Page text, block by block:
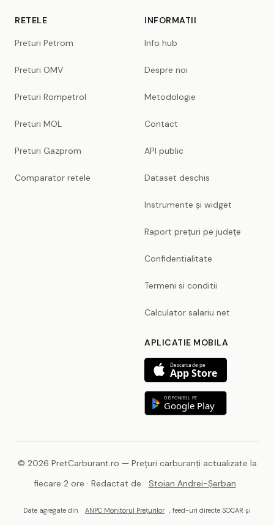
RETELE
Preturi Petrom
Preturi OMV
Preturi Rompetrol
Preturi MOL
Preturi Gazprom
Comparator retele
INFORMATII
Info hub
Despre noi
Metodologie
Contact
API public
Dataset deschis
Instrumente și widget
Raport prețuri pe județe
Confidentialitate
Termeni si conditii
Calculator salariu net
APLICATIE MOBILA
Descarca de pe
App Store
DISPONIBIL PE
Google Play
© 2026 PretCarburant.ro — Prețuri carburanți actualizate la
fiecare 2 ore · Redactat de
Stoian Andrei-Șerban
Date agregate din ANPC Monitorul Prețurilor , feed-uri directe SOCAR și